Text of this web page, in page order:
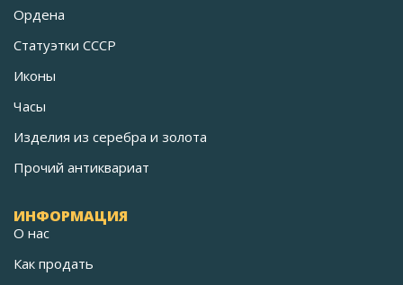
Ордена
Статуэтки СССР
Иконы
Часы
Изделия из серебра и золота
Прочий антиквариат
ИНФОРМАЦИЯ
О нас
Как продать